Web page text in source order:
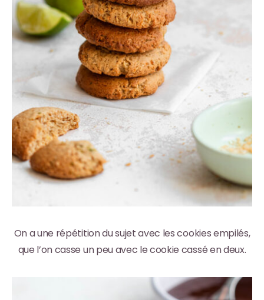
On a une répétition du sujet avec les cookies empilés,
que l’on casse un peu avec le cookie cassé en deux.